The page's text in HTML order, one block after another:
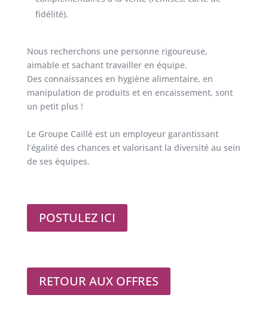
fidélité).
Nous recherchons une personne rigoureuse,
aimable et sachant travailler en équipe.
Des connaissances en hygiène alimentaire, en
manipulation de produits et en encaissement, sont
un petit plus !
Le Groupe Caillé est un employeur garantissant
l’égalité des chances et valorisant la diversité au sein
de ses équipes.
POSTULEZ ICI
RETOUR AUX OFFRES